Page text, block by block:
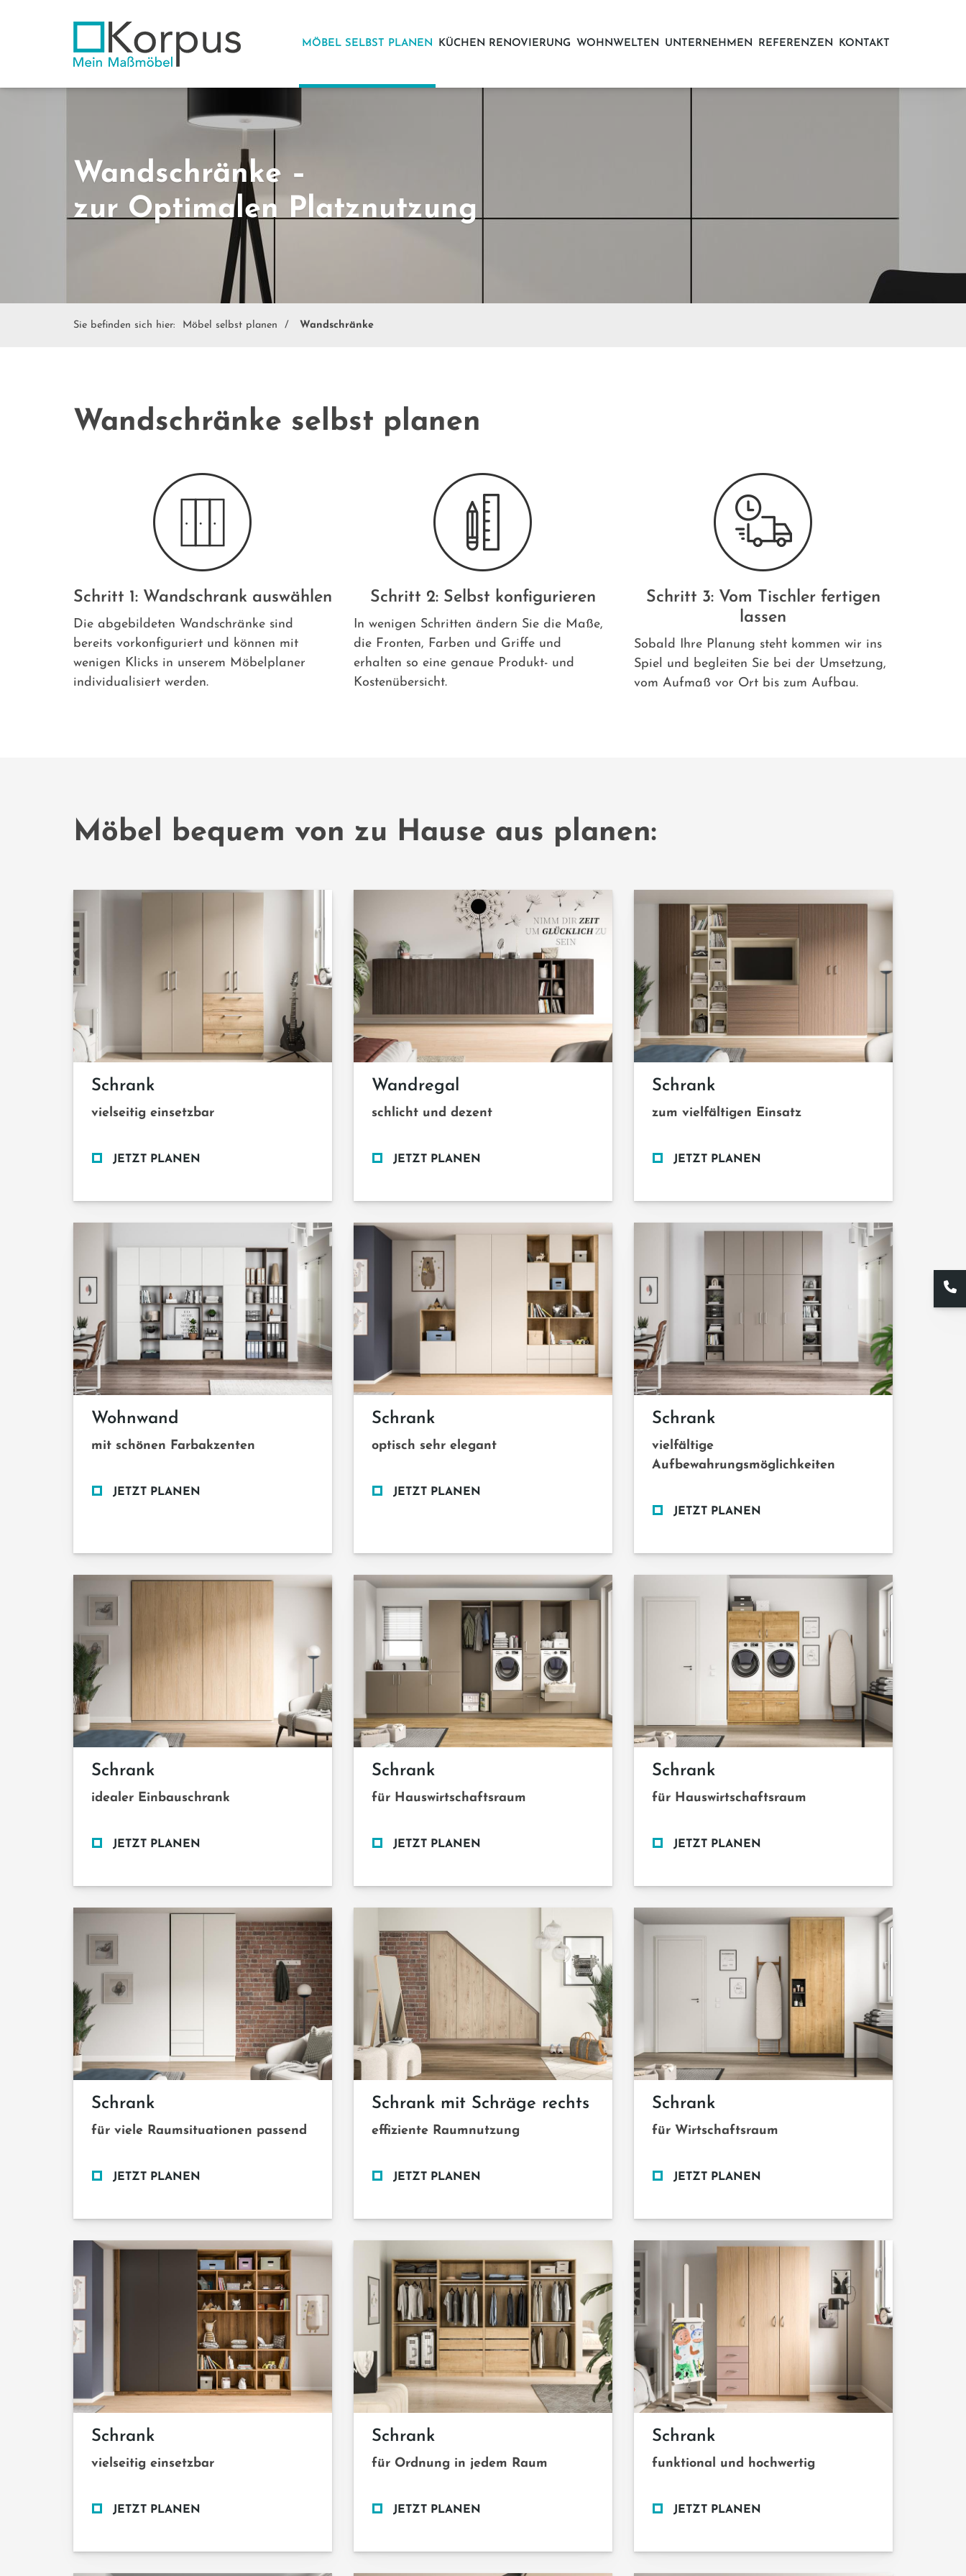
MÖBEL SELBST PLANEN KÜCHEN RENOVIERUNG WOHNWELTEN UNTERNEHMEN REFERENZEN KONTAKT
Wandschränke –
zur Optimalen Platznutzung
Sie befinden sich hier: Möbel selbst planen Wandschränke
Wandschränke selbst planen
Schritt 1: Wandschrank auswählen
Die abgebildeten Wandschränke sind
bereits vorkonfiguriert und können mit
wenigen Klicks in unserem Möbelplaner
individualisiert werden.
Schritt 2: Selbst konfigurieren
In wenigen Schritten ändern Sie die Maße,
die Fronten, Farben und Griffe und
erhalten so eine genaue Produkt- und
Kostenübersicht.
Schritt 3: Vom Tischler fertigen
lassen
Sobald Ihre Planung steht kommen wir ins
Spiel und begleiten Sie bei der Umsetzung,
vom Aufmaß vor Ort bis zum Aufbau.
Möbel bequem von zu Hause aus planen:
Schrank
vielseitig einsetzbar
JETZT PLANEN
Wandregal
schlicht und dezent
JETZT PLANEN
Schrank
zum vielfältigen Einsatz
JETZT PLANEN
Wohnwand
mit schönen Farbakzenten
JETZT PLANEN
Schrank
optisch sehr elegant
JETZT PLANEN
Schrank
vielfältige
Aufbewahrungsmöglichkeiten
JETZT PLANEN
Schrank
idealer Einbauschrank
JETZT PLANEN
Schrank
für Hauswirtschaftsraum
JETZT PLANEN
Schrank
für Hauswirtschaftsraum
JETZT PLANEN
Schrank
für viele Raumsituationen passend
JETZT PLANEN
Schrank mit Schräge rechts
effiziente Raumnutzung
JETZT PLANEN
Schrank
für Wirtschaftsraum
JETZT PLANEN
Schrank
vielseitig einsetzbar
JETZT PLANEN
Schrank
für Ordnung in jedem Raum
JETZT PLANEN
Schrank
funktional und hochwertig
JETZT PLANEN